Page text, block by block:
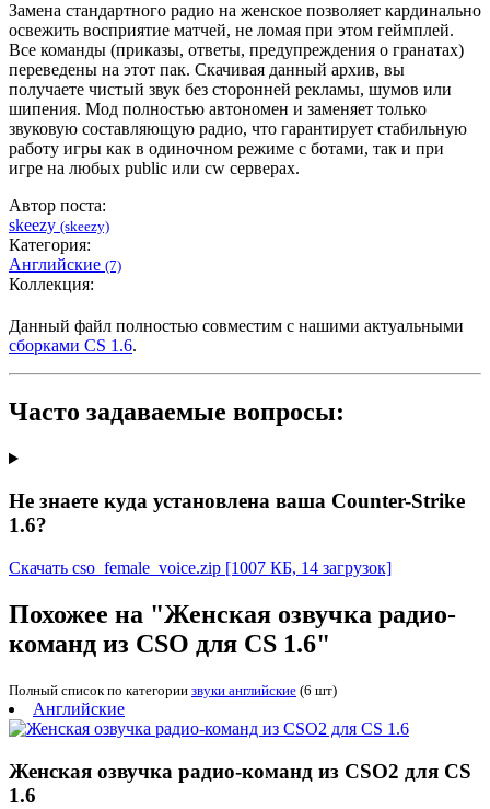
Замена стандартного радио на женское позволяет кардинально
освежить восприятие матчей, не ломая при этом геймплей.
Все команды (приказы, ответы, предупреждения о гранатах)
переведены на этот пак. Скачивая данный архив, вы
получаете чистый звук без сторонней рекламы, шумов или
шипения. Мод полностью автономен и заменяет только
звуковую составляющую радио, что гарантирует стабильную
работу игры как в одиночном режиме с ботами, так и при
игре на любых public или cw серверах.
Автор поста:
skeezy (skeezy)
Категория:
Английские (7)
Коллекция:
Данный файл полностью совместим с нашими актуальными
сборками CS 1.6.
Часто задаваемые вопросы:
Не знаете куда установлена ваша Counter-Strike
1.6?
Скачать cso_female_voice.zip [1007 КБ, 14 загрузок]
Похожее на "Женская озвучка радио-
команд из CSO для CS 1.6"
Полный список по категории звуки английские (6 шт)
Английские
Женская озвучка радио-команд из CSO2 для CS
1.6